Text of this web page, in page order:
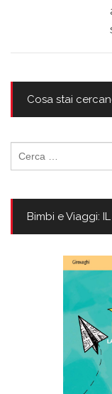
Cosa stai
per:
Bimbi e Viaggi: IL